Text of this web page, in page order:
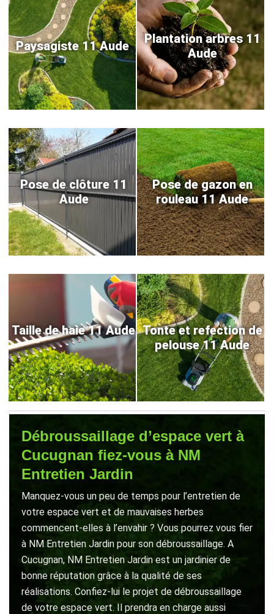
Paysagiste 11 Aude
Plantation arbres 11
Aude
Pose de clôture 11
Aude
Pose de gazon en
rouleau 11 Aude
Taille de haie 11 Aude Tonte et refection de
pelouse 11 Aude
Débroussaillage d’espace vert à
Cucugnan fiez-vous à NM
Entretien Jardin
Manquez-vous un peu de temps pour l’entretien de
votre espace vert et de mauvaises herbes
commencent-elles à l’envahir ? Vous pourrez vous fier
à NM Entretien Jardin pour son débroussaillage. A
Cucugnan, NM Entretien Jardin est un jardinier de
bonne réputation grâce à la qualité de ses
réalisations. Confiez-lui le projet de débroussaillage
de votre espace vert. Il prendra en charge aussi